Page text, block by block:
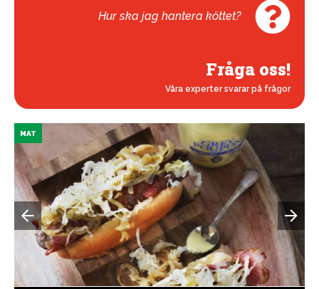
Hur ska jag hantera köttet?
Fråga oss!
Våra experter svarar på frågor
MAT